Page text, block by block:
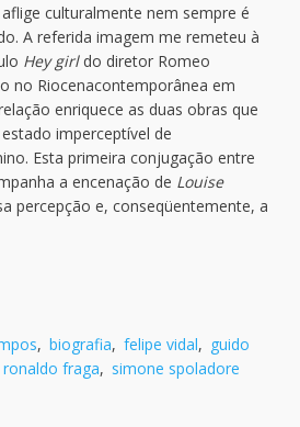
culturalmente nem sempre é
A referida imagem me remeteu à
Hey girldo diretor Romeo
no Riocenacontemporânea em
enriquece as duas obras que
imperceptível de
Esta primeira conjugação entre
a encenação de Louise
percepção e, conseqüentemente, a
, biografia, felipe vidal, guido
ronaldo fraga, simone spoladore